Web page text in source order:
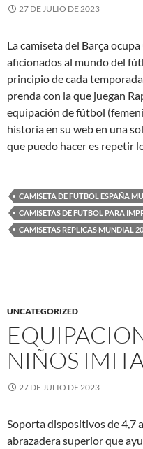
27 DE JULIO DE 2023
La camiseta del Barça
aficionados al mundo del
principio de cada
prenda con la que juegan
equipación de fútbol
historia en su web en una
que puedo hacer es repetir
CAMISETA DE FUTBOL ESPAÑA
CAMISETAS DE FUTBOL PARA
CAMISETAS REPLICAS MUNDIAL
UNCATEGORIZED
NIÑOS
27 DE JULIO DE 2023
Soporta dispositivos de 4,7
abrazadera superior que